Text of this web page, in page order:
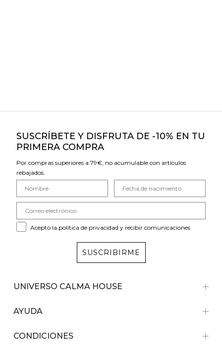
SUSCRÍBETE Y DISFRUTA DE -10% EN TU
PRIMERA COMPRA
Por compras superiores a 79€, no acumulable con artículos
rebajados.
Acepto la política de privacidad y recibir comunicaciones
SUSCRIBIRME
UNIVERSO CALMA HOUSE
AYUDA
CONDICIONES